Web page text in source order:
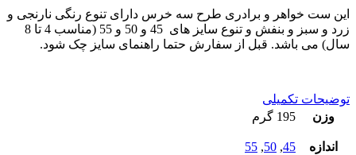
این ست خواهر و برادری طرح سه خرس دارای تنوع رنگی نارنجی و
زرد و سبز و بنفش و تنوع سایز های 45 و 50 و 55 (مناسب 4 تا 8
سال) می باشد. قبل از سفارش حتما راهنمای سایز چک شود.
توضیحات تکمیلی
وزن
195 گرم
اندازه 45
,
50
,
55